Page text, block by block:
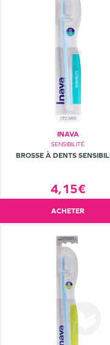
INAVA
SENSIBILITÉ
BROSSE À DENTS
4,15€
ACHETER